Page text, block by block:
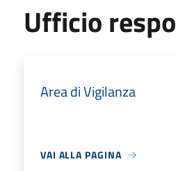
Ufficio
Area di Vigilanza
VAI ALLA PAGINA